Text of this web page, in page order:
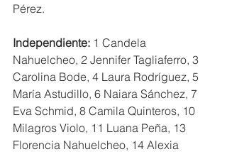
Pérez.
Independiente: 1 Candela
Nahuelcheo, 2 Jennifer Tagliaferro, 3
Carolina Bode, 4 Laura Rodríguez, 5
María Astudillo, 6 Naiara Sánchez, 7
Eva Schmid, 8 Camila Quinteros, 10
Milagros Violo, 11 Luana Peña, 13
Florencia Nahuelcheo, 14 Alexia